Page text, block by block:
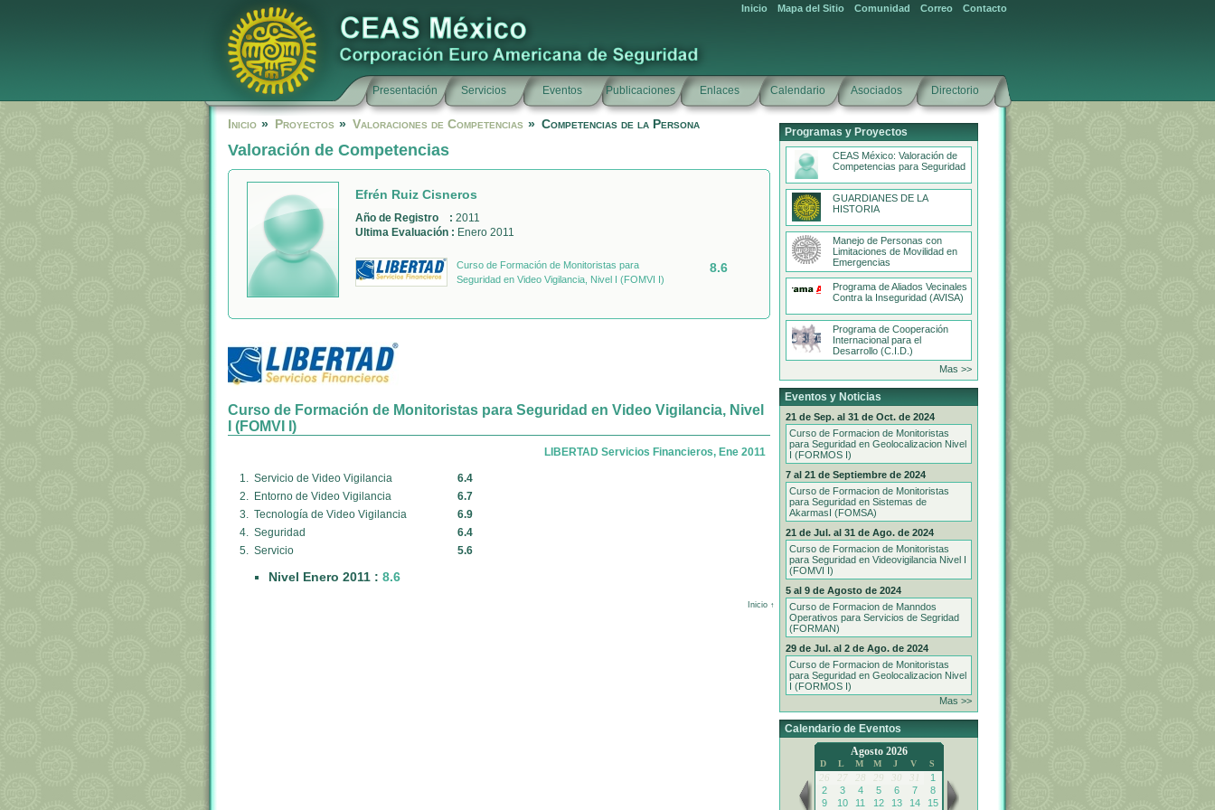
Contacto
Correo
Comunidad
Mapa del Sitio
Inicio
Presentación Servicios Eventos Publicaciones Enlaces Calendario Asociados Directorio
Inicio » Proyectos » Valoraciones de Competencias » Competencias de la Persona
Valoración de Competencias
Efrén Ruiz Cisneros
Año de Registro : 2011
Ultima Evaluación : Enero 2011
Curso de Formación de Monitoristas para
Seguridad en Video Vigilancia, Nivel I (FOMVI I)
8.6
Curso de Formación de Monitoristas para Seguridad en Video Vigilancia, Nivel
I (FOMVI I)
LIBERTAD Servicios Financieros, Ene 2011
1. Servicio de Video Vigilancia
6.4
2. Entorno de Video Vigilancia
6.7
3. Tecnología de Video Vigilancia
6.9
4. Seguridad
6.4
5. Servicio
5.6
Nivel Enero 2011 : 8.6
Inicio ↑
Programas y Proyectos
CEAS México: Valoración de
Competencias para Seguridad
GUARDIANES DE LA
HISTORIA
Manejo de Personas con
Limitaciones de Movilidad en
Emergencias
Programa de Aliados Vecinales
Contra la Inseguridad (AVISA)
Programa de Cooperación
Internacional para el
Desarrollo (C.I.D.)
Mas >>
Eventos y Noticias
21 de Sep. al 31 de Oct. de 2024
Curso de Formacion de Monitoristas
para Seguridad en Geolocalizacion Nivel
I (FORMOS I)
7 al 21 de Septiembre de 2024
Curso de Formacion de Monitoristas
para Seguridad en Sistemas de
AkarmasI (FOMSA)
21 de Jul. al 31 de Ago. de 2024
Curso de Formacion de Monitoristas
para Seguridad en Videovigilancia Nivel I
(FOMVI I)
5 al 9 de Agosto de 2024
Curso de Formacion de Manndos
Operativos para Servicios de Segridad
(FORMAN)
29 de Jul. al 2 de Ago. de 2024
Curso de Formacion de Monitoristas
para Seguridad en Geolocalizacion Nivel
I (FORMOS I)
Mas >>
Calendario de Eventos
Agosto 2026
D L M M J V S
26 27 28 29 30 31
1
2
3 4 5 6 7
8
9
10 11 12 13 14 15